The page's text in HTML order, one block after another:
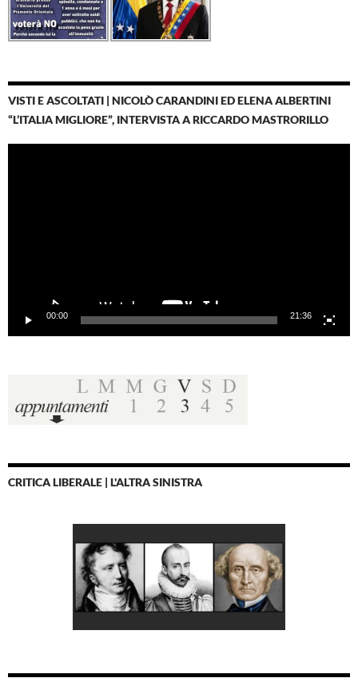
VISTI E ASCOLTATI | NICOLÒ CARANDINI ED ELENA ALBERTINI
“L’ITALIA MIGLIORE”, INTERVISTA A RICCARDO MASTRORILLO
00:00 21:36
CRITICA LIBERALE | L'ALTRA SINISTRA